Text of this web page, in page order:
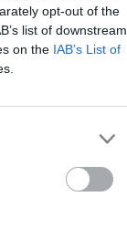
opt-out of the
list of downstream
on the IAB’s List of